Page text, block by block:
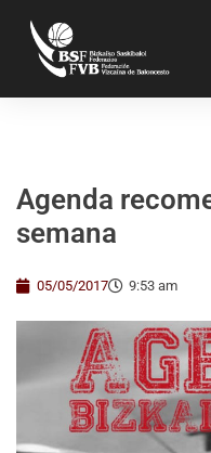
Agenda
semana
05/05/2017 9:53 am